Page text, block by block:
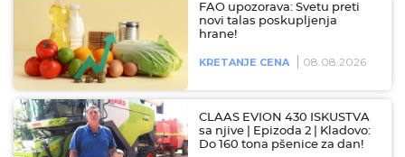
FAO upozorava: Svetu preti
novi talas poskupljenja
hrane!
KRETANJE CENA 08.08.2026
CLAAS EVION 430 ISKUSTVA
sa njive | Epizoda 2 | Kladovo:
Do 160 tona pšenice za dan!